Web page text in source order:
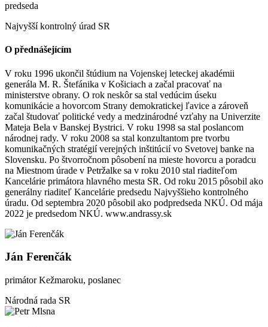
predseda
Najvyšší kontrolný úrad SR
O přednášejícím
V roku 1996 ukončil štúdium na Vojenskej leteckej akadémii
generála M. R. Štefánika v Košiciach a začal pracovať na
ministerstve obrany. O rok neskôr sa stal vedúcim úseku
komunikácie a hovorcom Strany demokratickej ľavice a zároveň
začal študovať politické vedy a medzinárodné vzťahy na Univerzite
Mateja Bela v Banskej Bystrici. V roku 1998 sa stal poslancom
národnej rady. V roku 2008 sa stal konzultantom pre tvorbu
komunikačných stratégií verejných inštitúcií vo Svetovej banke na
Slovensku. Po štvorročnom pôsobení na mieste hovorcu a poradcu
na Miestnom úrade v Petržalke sa v roku 2010 stal riaditeľom
Kancelárie primátora hlavného mesta SR. Od roku 2015 pôsobil ako
generálny riaditeľ Kancelárie predsedu Najvyššieho kontrolného
úradu. Od septembra 2020 pôsobil ako podpredseda NKÚ. Od mája
2022 je predsedom NKÚ. www.andrassy.sk
Ján Ferenčák
primátor Kežmaroku, poslanec
Národná rada SR